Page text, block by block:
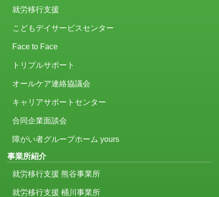
就労移行支援
こどもデイサービスセンター
Face to Face
トリプルサポート
オールケア連絡協議会
キャリアサポートセンター
合同企業面談会
障がい者グループホーム yours
事業所紹介
就労移行支援 熊谷事業所
就労移行支援 桶川事業所